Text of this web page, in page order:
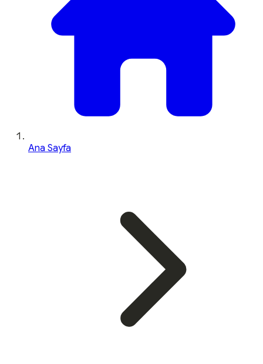
Ana Sayfa